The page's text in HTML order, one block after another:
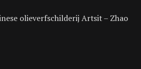
olieverfschilderij Artsit – Zhao